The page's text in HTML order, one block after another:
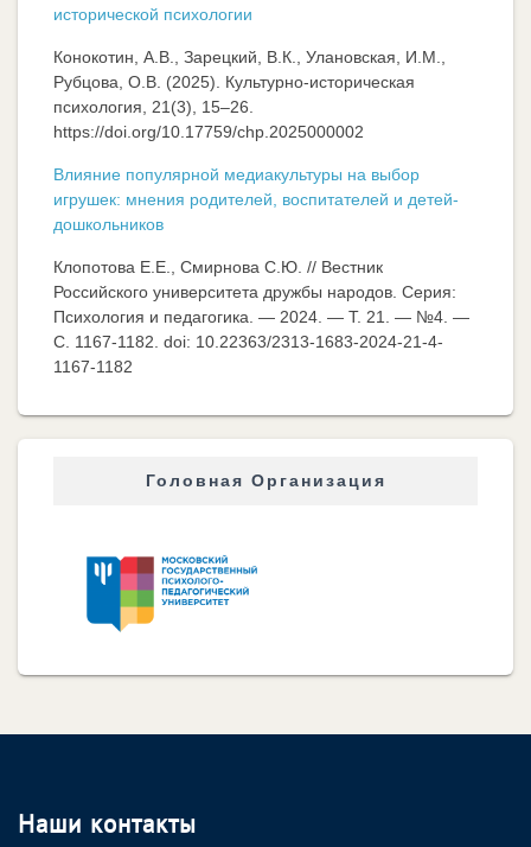
исторической психологии
Конокотин, А.В., Зарецкий, В.К., Улановская, И.М.,
Рубцова, О.В. (2025). Культурно-историческая
психология, 21(3), 15–26.
https://doi.org/10.17759/chp.2025000002
Влияние популярной медиакультуры на выбор
игрушек: мнения родителей, воспитателей и детей-
дошкольников
Клопотова Е.Е., Смирнова С.Ю. // Вестник
Российского университета дружбы народов. Серия:
Психология и педагогика. — 2024. — Т. 21. — №4. —
C. 1167-1182. doi: 10.22363/2313-1683-2024-21-4-
1167-1182
Головная Организация
Наши контакты